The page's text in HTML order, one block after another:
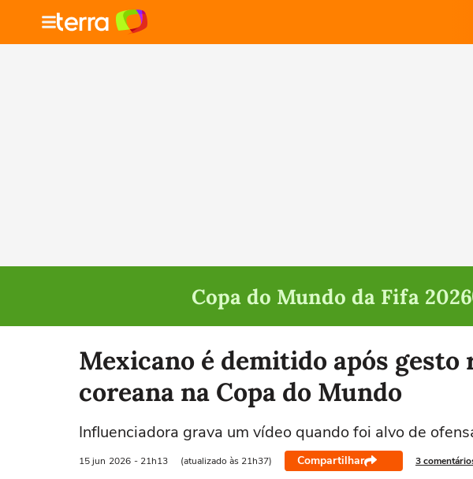
Copa do Mundo da Fifa 2026
Selecione o time para ver as notícias
Mexicano é demitido após
coreana na Copa do Mundo
Influenciadora grava um vídeo quando foi alvo de
15 jun 2026 - 21h13 (atualizado às 21h37) Compartilhar 3